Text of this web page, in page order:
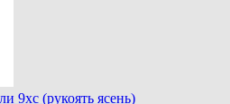
9хс (рукоять ясень)